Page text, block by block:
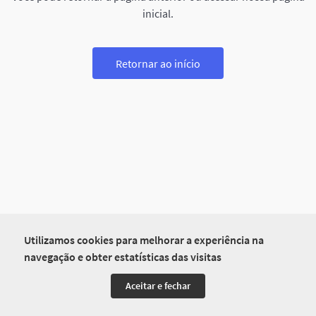
Utilizamos cookies para melhorar a experiência na
navegação e obter estatísticas das visitas
Aceitar e fechar
inicial.
Retornar ao início